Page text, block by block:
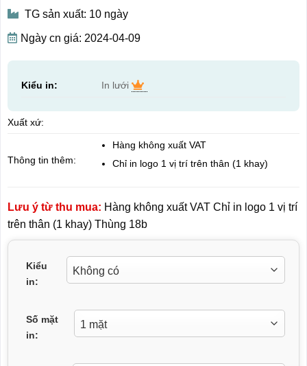
TG sản xuất: 10 ngày
Ngày cn giá: 2024-04-09
Kiểu in: In lưới
Xuất xứ:
Thông tin thêm:
Hàng không xuất VAT
Chỉ in logo 1 vị trí trên thân (1 khay)
Lưu ý từ thu mua: Hàng không xuất VAT Chỉ in logo 1 vị trí
trên thân (1 khay) Thùng 18b
Kiểu
in:
Số mặt
in: